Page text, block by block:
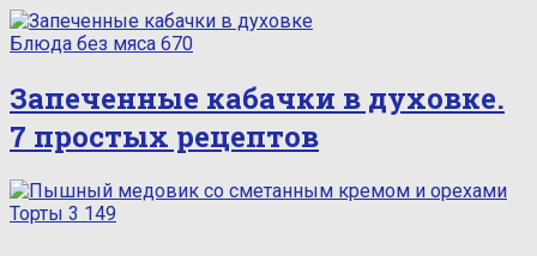
Блюда без мяса 670
Запеченные кабачки в духовке.
7 простых рецептов
Торты 3 149